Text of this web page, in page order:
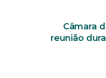
Câmara
reunião